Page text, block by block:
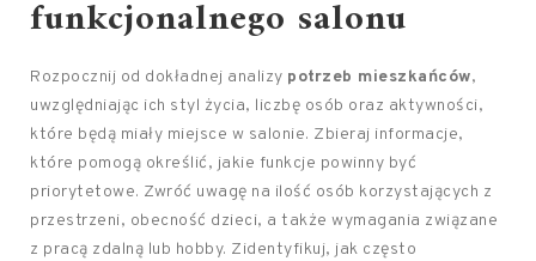
funkcjonalnego salonu
Rozpocznij od dokładnej analizy potrzeb mieszkańców,
uwzględniając ich styl życia, liczbę osób oraz aktywności,
które będą miały miejsce w salonie. Zbieraj informacje,
które pomogą określić, jakie funkcje powinny być
priorytetowe. Zwróć uwagę na ilość osób korzystających z
przestrzeni, obecność dzieci, a także wymagania związane
z pracą zdalną lub hobby. Zidentyfikuj, jak często